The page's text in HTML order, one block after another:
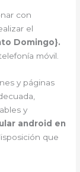
con
el
Domingo}.
móvil.
y páginas
y
android en
que